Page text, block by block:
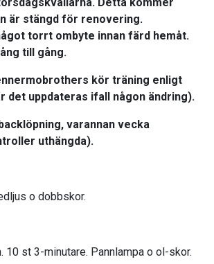
är stängd för renovering.
torrt ombyte innan färd hemåt.
till gång.
kör träning enligt
det uppdateras ifall någon ändring).
varannan vecka
uthängda).
o dobbskor.
st 3-minutare. Pannlampa o ol-skor.